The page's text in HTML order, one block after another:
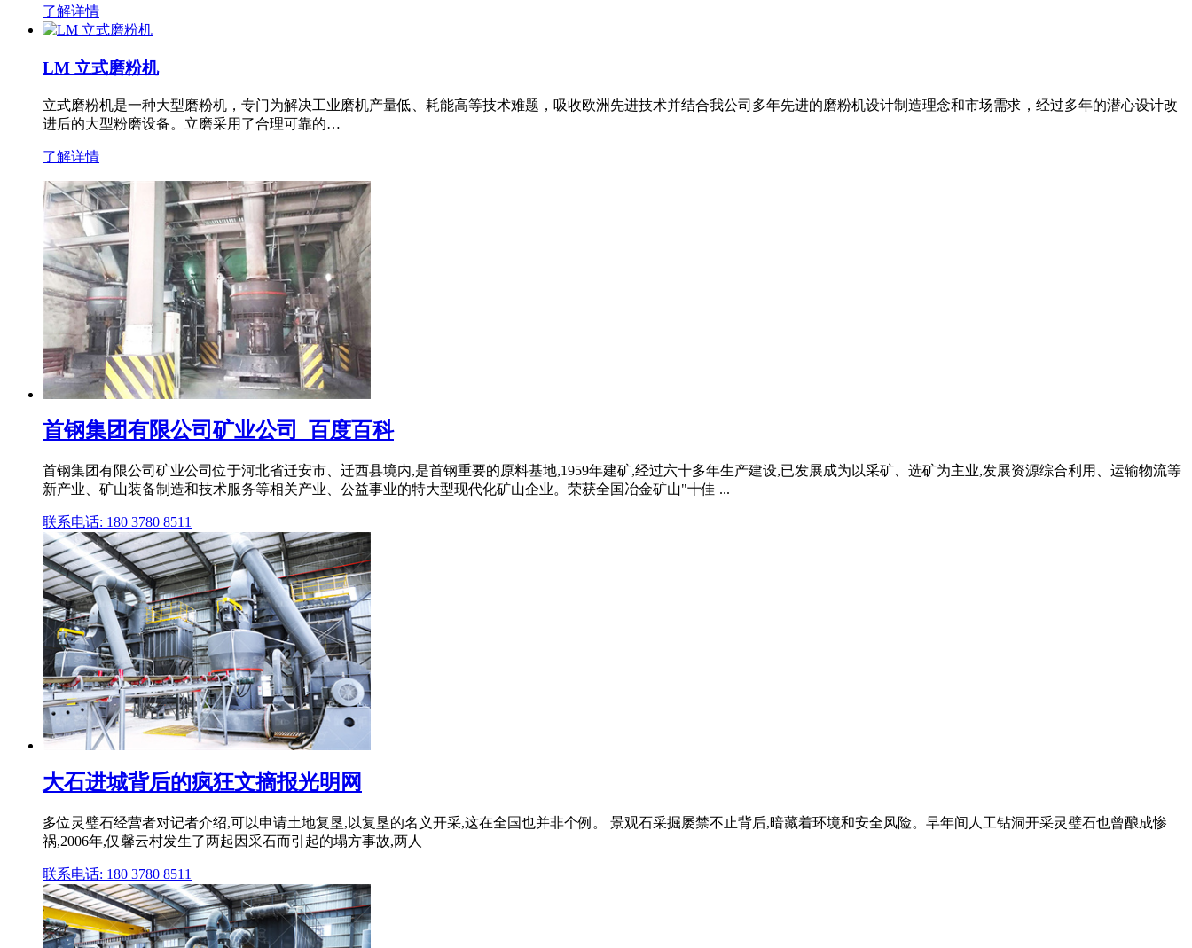
了解详情
LM 立式磨粉机
立式磨粉机是一种大型磨粉机，专门为解决工业磨机产量低、耗能高等技术难题，吸收欧洲先进技术并结合我公司多年先进的磨粉机设计制造理念和市场需求，经过多年的潜心设计改
进后的大型粉磨设备。立磨采用了合理可靠的…
了解详情
首钢集团有限公司矿业公司_百度百科
首钢集团有限公司矿业公司位于河北省迁安市、迁西县境内,是首钢重要的原料基地,1959年建矿,经过六十多年生产建设,已发展成为以采矿、选矿为主业,发展资源综合利用、运输物流等
新产业、矿山装备制造和技术服务等相关产业、公益事业的特大型现代化矿山企业。荣获全国冶金矿山"十佳 ...
联系电话: 180 3780 8511
大石进城背后的疯狂文摘报光明网
多位灵璧石经营者对记者介绍,可以申请土地复垦,以复垦的名义开采,这在全国也并非个例。 景观石采掘屡禁不止背后,暗藏着环境和安全风险。早年间人工钻洞开采灵璧石也曾酿成惨
祸,2006年,仅馨云村发生了两起因采石而引起的塌方事故,两人
联系电话: 180 3780 8511